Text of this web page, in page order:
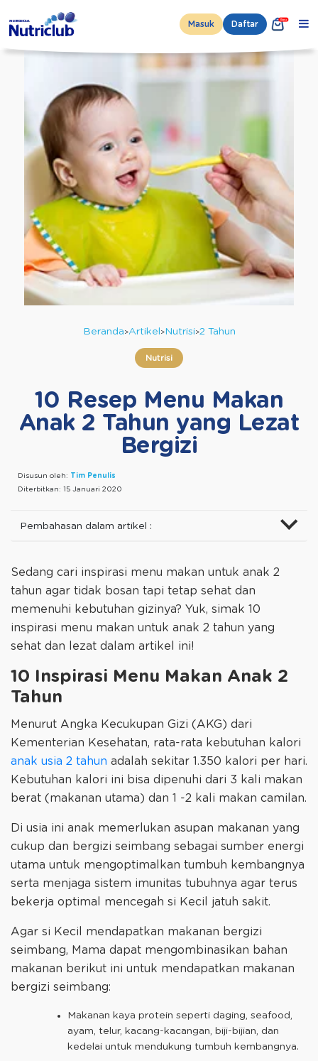
Masuk Daftar
Beranda Artikel Nutrisi 2 Tahun
Nutrisi
10 Resep Menu Makan
Anak 2 Tahun yang Lezat
Bergizi
Disusun oleh: Tim Penulis
Diterbitkan: 15 Januari 2020
Pembahasan dalam artikel :
Sedang cari inspirasi menu makan untuk anak 2
tahun agar tidak bosan tapi tetap sehat dan
memenuhi kebutuhan gizinya? Yuk, simak 10
inspirasi menu makan untuk anak 2 tahun yang
sehat dan lezat dalam artikel ini!
10 Inspirasi Menu Makan Anak 2
Tahun
Menurut Angka Kecukupan Gizi (AKG) dari
Kementerian Kesehatan, rata-rata kebutuhan kalori
anak usia 2 tahun adalah sekitar 1.350 kalori per hari.
Kebutuhan kalori ini bisa dipenuhi dari 3 kali makan
berat (makanan utama) dan 1 -2 kali makan camilan.
Di usia ini anak memerlukan asupan makanan yang
cukup dan bergizi seimbang sebagai sumber energi
utama untuk mengoptimalkan tumbuh kembangnya
serta menjaga sistem imunitas tubuhnya agar terus
bekerja optimal mencegah si Kecil jatuh sakit.
Agar si Kecil mendapatkan makanan bergizi
seimbang, Mama dapat mengombinasikan bahan
makanan berikut ini untuk mendapatkan makanan
bergizi seimbang:
Makanan kaya protein seperti daging, seafood,
ayam, telur, kacang-kacangan, biji-bijian, dan
kedelai untuk mendukung tumbuh kembangnya.